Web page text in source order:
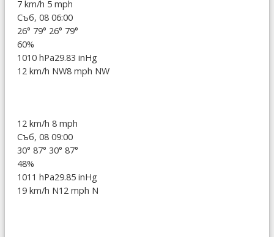
7 km/h 5 mph
Съб, 08 06:00
26° 79° 26° 79°
60%
1010 hPa29.83 inHg
12 km/h NW8 mph NW
12 km/h 8 mph
Съб, 08 09:00
30° 87° 30° 87°
48%
1011 hPa29.85 inHg
19 km/h N12 mph N